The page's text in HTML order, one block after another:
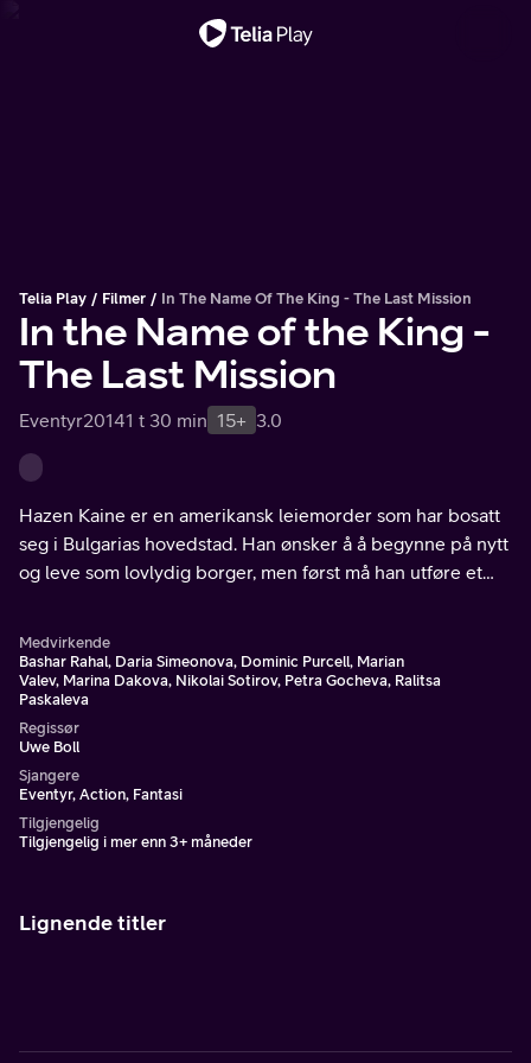
Telia Play Filmer In The Name Of The King - The Last Mission
In the Name of the King -
The Last Mission
Eventyr20141 t 30 min 15+ 3.0
Hazen Kaine er en amerikansk leiemorder som har bosatt
seg i Bulgarias hovedstad. Han ønsker å å begynne på nytt
og leve som lovlydig borger, men først må han utføre et
Medvirkende
Bashar Rahal, Daria Simeonova, Dominic Purcell, Marian
Valev, Marina Dakova, Nikolai Sotirov, Petra Gocheva, Ralitsa
Paskaleva
Regissør
Uwe Boll
Sjangere
Eventyr, Action, Fantasi
Tilgjengelig
Tilgjengelig i mer enn 3+ måneder
Lignende titler